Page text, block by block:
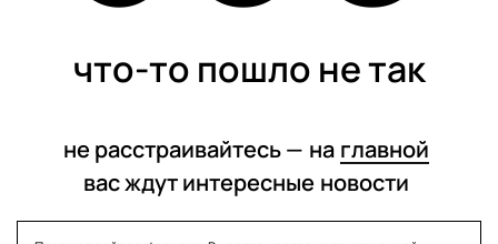
что-то пошло не так
не расстраивайтесь — на главной
вас ждут интересные новости